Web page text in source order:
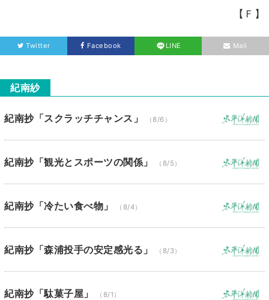
【Ｆ】
Twitter Facebook LINE Mail
紀南紗
紀南抄「スクラッチチャンス」 （8/6）
紀南抄「観光とスポーツの関係」 （8/5）
紀南抄「冷たい食べ物」 （8/4）
紀南抄「森浦投手の安定感光る」 （8/3）
紀南抄「駄菓子屋」 （8/1）